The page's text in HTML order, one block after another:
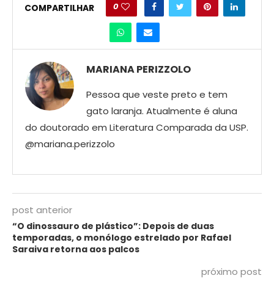
COMPARTILHAR 0
MARIANA PERIZZOLO
Pessoa que veste preto e tem
gato laranja. Atualmente é aluna
do doutorado em Literatura Comparada da USP.
@mariana.perizzolo
post anterior
“O dinossauro de plástico”: Depois de duas
temporadas, o monólogo estrelado por Rafael
Saraiva retorna aos palcos
próximo post